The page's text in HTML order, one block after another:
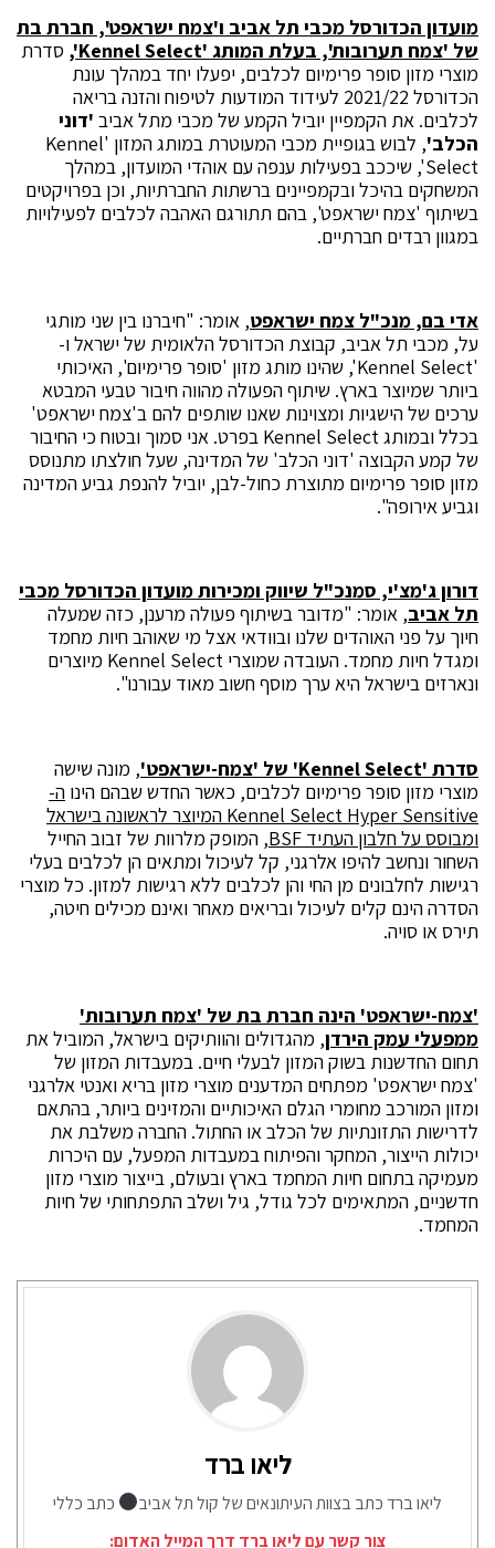
מועדון הכדורסל מכבי תל אביב ו'צמח ישראפט', חברת בת
של 'צמח תערובות', בעלת המותג 'Kennel Select
', סדרת
מוצרי מזון סופר פרימיום לכלבים, יפעלו יחד במהלך עונת
הכדורסל 2021/22 לעידוד המודעות לטיפוח והזנה בריאה
לכלבים. את הקמפיין יוביל הקמע של מכבי מתל אביב 'דוני
הכלב'
, לבוש בגופיית מכבי המעוטרת במותג המזון 'Kennel
Select', שיככב בפעילות ענפה עם אוהדי המועדון, במהלך
המשחקים בהיכל ובקמפיינים ברשתות החברתיות, וכן בפרויקטים
בשיתוף 'צמח ישראפט', בהם תתורגם האהבה לכלבים לפעילויות
במגוון רבדים חברתיים.
אדי בם, מנכ"ל צמח ישראפט, אומר: "חיברנו בין שני מותגי
על, מכבי תל אביב, קבוצת הכדורסל הלאומית של ישראל ו-
'Kennel Select', שהינו מותג מזון 'סופר פרימיום', האיכותי
ביותר שמיוצר בארץ. שיתוף הפעולה מהווה חיבור טבעי המבטא
ערכים של הישגיות ומצוינות שאנו שותפים להם ב'צמח ישראפט'
בכלל ובמותג Kennel Select בפרט. אני סמוך ובטוח כי החיבור
של קמע הקבוצה 'דוני הכלב' של המדינה, שעל חולצתו מתנוסס
מזון סופר פרימיום מתוצרת כחול-לבן, יוביל להנפת גביע המדינה
וגביע אירופה".
דורון ג'מצ'י, סמנכ"ל שיווק ומכירות מועדון הכדורסל מכבי
תל אביב, אומר: "מדובר בשיתוף פעולה מרענן, כזה שמעלה
חיוך על פני האוהדים שלנו ובוודאי אצל מי שאוהב חיות מחמד
ומגדל חיות מחמד. העובדה שמוצרי Kennel Select מיוצרים
ונארזים בישראל היא ערך מוסף חשוב מאוד עבורנו".
סדרת 'Kennel Select' של 'צמח-ישראפט', מונה שישה
מוצרי מזון סופר פרימיום לכלבים, כאשר החדש שבהם הינו ה-
Kennel Select Hyper Sensitive המיוצר לראשונה בישראל
ומבוסס על חלבון העתיד BSF, המופק מלרוות של זבוב החייל
השחור ונחשב להיפו אלרגני, קל לעיכול ומתאים הן לכלבים בעלי
רגישות לחלבונים מן החי והן לכלבים ללא רגישות למזון. כל מוצרי
הסדרה הינם קלים לעיכול ובריאים מאחר ואינם מכילים חיטה,
תירס או סויה.
'צמח-ישראפט' הינה חברת בת של 'צמח תערובות'
ממפעלי עמק הירדן, מהגדולים והוותיקים בישראל, המוביל את
תחום החדשנות בשוק המזון לבעלי חיים. במעבדות המזון של
'צמח ישראפט' מפתחים המדענים מוצרי מזון בריא ואנטי אלרגני
ומזון המורכב מחומרי הגלם האיכותיים והמזינים ביותר, בהתאם
לדרישות התזונתיות של הכלב או החתול. החברה משלבת את
יכולות הייצור, המחקר והפיתוח במעבדות המפעל, עם היכרות
מעמיקה בתחום חיות המחמד בארץ ובעולם, בייצור מוצרי מזון
חדשניים, המתאימים לכל גודל, גיל ושלב התפתחותי של חיות
המחמד.
ליאו ברד
ליאו ברד כתב בצוות העיתונאים של קול תל אביב
כתב כללי
צור קשר עם ליאו ברד דרך המייל האדום: